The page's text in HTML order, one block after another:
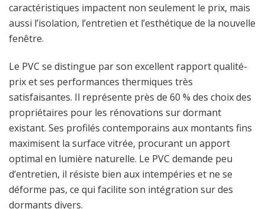
caractéristiques impactent non seulement le prix, mais
aussi l’isolation, l’entretien et l’esthétique de la nouvelle
fenêtre.
Le PVC se distingue par son excellent rapport qualité-
prix et ses performances thermiques très
satisfaisantes. Il représente près de 60 % des choix des
propriétaires pour les rénovations sur dormant
existant. Ses profilés contemporains aux montants fins
maximisent la surface vitrée, procurant un apport
optimal en lumière naturelle. Le PVC demande peu
d’entretien, il résiste bien aux intempéries et ne se
déforme pas, ce qui facilite son intégration sur des
dormants divers.